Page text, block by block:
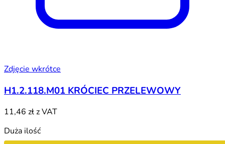
Zdjęcie wkrótce
H1.2.118.M01 KRÓCIEC PRZELEWOWY
11,46 złz VAT
Duża ilość